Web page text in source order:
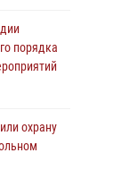
побоев
порядка
охрану